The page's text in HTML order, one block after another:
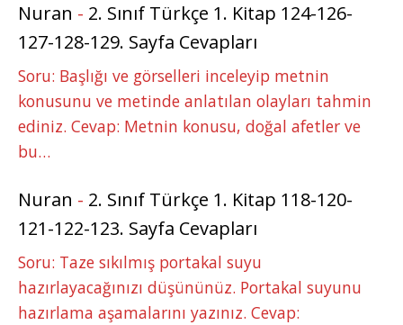
Nuran - 2. Sınıf Türkçe 1. Kitap 124-126-
127-128-129. Sayfa Cevapları
Soru: Başlığı ve görselleri inceleyip metnin
konusunu ve metinde anlatılan olayları tahmin
ediniz. Cevap: Metnin konusu, doğal afetler ve
bu…
Nuran - 2. Sınıf Türkçe 1. Kitap 118-120-
121-122-123. Sayfa Cevapları
Soru: Taze sıkılmış portakal suyu
hazırlayacağınızı düşününüz. Portakal suyunu
hazırlama aşamalarını yazınız. Cevap: